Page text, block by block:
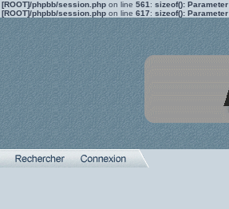
[ROOT]/phpbb/session.php on line 561 : sizeof():
[ROOT]/phpbb/session.php on line 617: sizeof():